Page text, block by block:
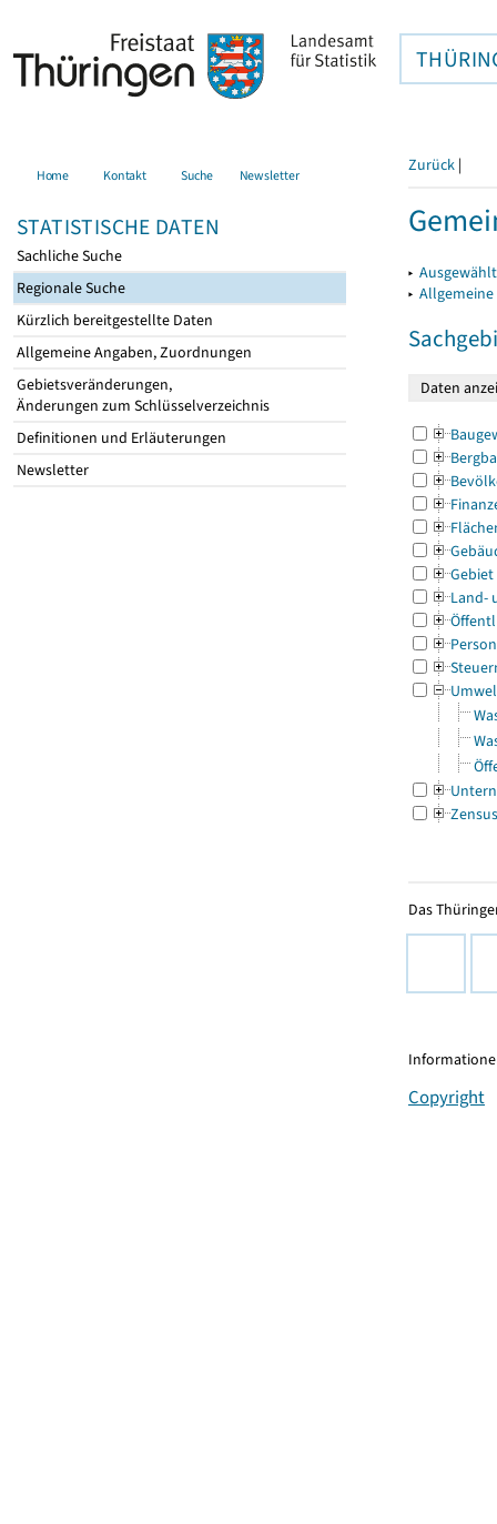
Home Kontakt Suche Newsletter
STATISTISCHE DATEN
Sachliche Suche
Regionale Suche
Kürzlich bereitgestellte Daten
Allgemeine Angaben, Zuordnungen
Gebietsveränderungen,
Änderungen zum Schlüsselverzeichnis
Definitionen und Erläuterungen
Newsletter
Zurück |
▸
▸
Gebiet
Land-
Zensus
Das
Copyright